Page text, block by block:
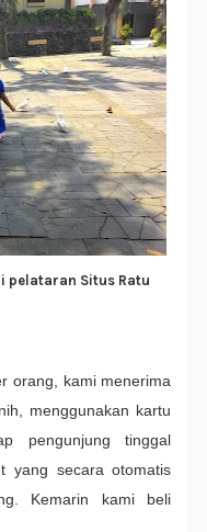
pelataran Situs Ratu
orang, kami menerima
menggunakan kartu
pengunjung tinggal
yang secara otomatis
Kemarin kami beli